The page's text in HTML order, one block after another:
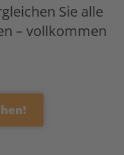
Sie alle
– vollkommen